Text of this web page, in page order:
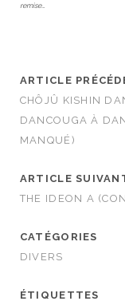
remise…
ARTICLE
CHÔJÛ KISHIN
DANCOUGA À
MANQUÉ)
ARTICLE
THE IDEON A
CATÉGORIES
DIVERS
ÉTIQUETTES